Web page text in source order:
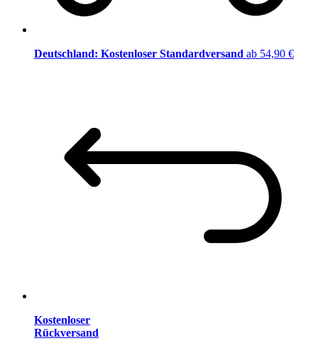
Deutschland: Kostenloser Standardversand ab 54,90 €
Kostenloser
Rückversand